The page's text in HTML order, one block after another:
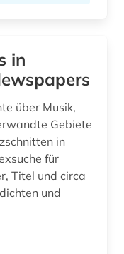
in
über Musik,
Gebiete
in
für
Titel und circa
und